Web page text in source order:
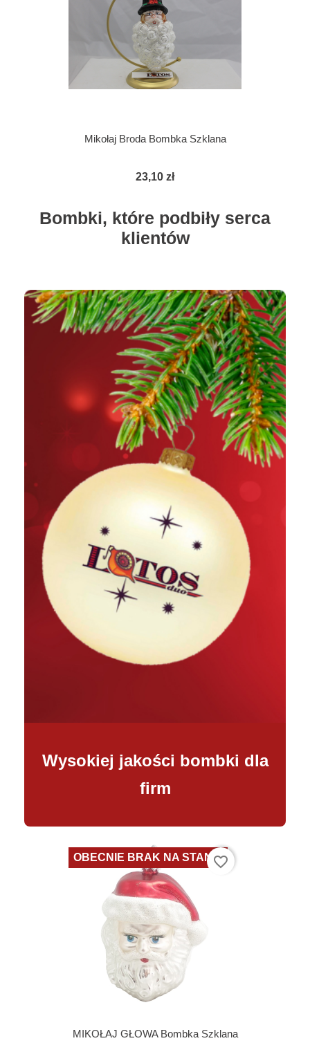
Mikołaj Broda Bombka Szklana
23,10 zł
Bombki, które podbiły serca
klientów
Wysokiej jakości bombki dla
firm
MIKOŁAJ GŁOWA Bombka Szklana
OBECNIE BRAK NA STANIE
favorite_border